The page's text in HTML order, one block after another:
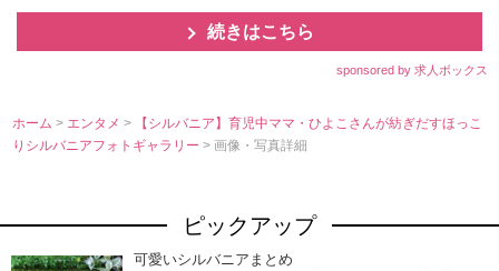
続きはこちら
sponsored by 求人ボックス
ホーム > エンタメ>
【シルバニア】育児中ママ・ひよこさんが紡ぎだすほっこ
りシルバニアフォトギャラリー> 画像・写真詳細
ピックアップ
可愛いシルバニアまとめ